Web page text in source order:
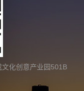
化创意产业园501B